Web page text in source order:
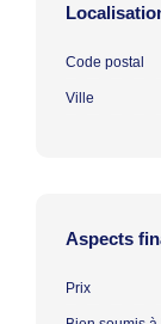
Code postal
Ville
Aspects
Prix